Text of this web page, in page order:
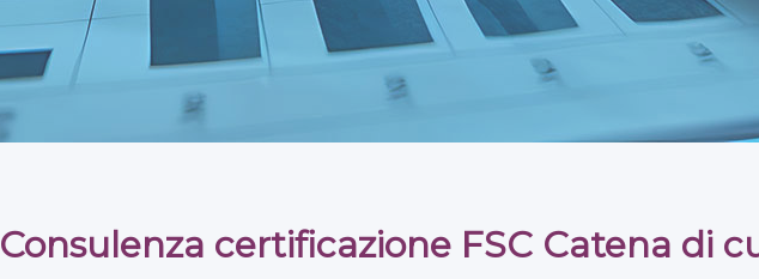
Consulenza certificazione FSC Catena di